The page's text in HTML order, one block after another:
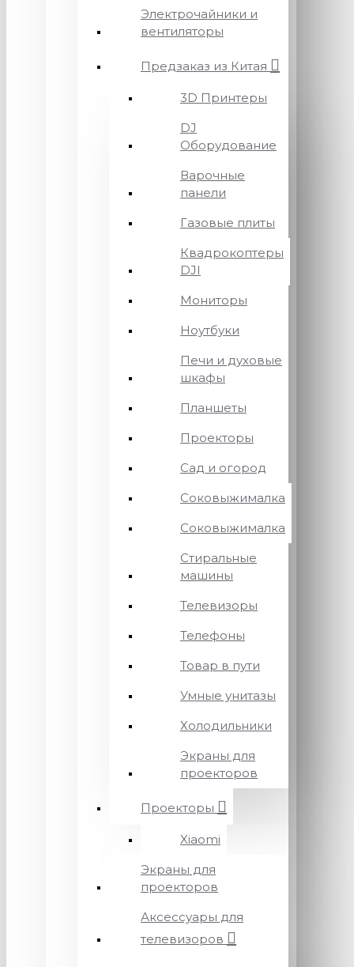
Электрочайники и
вентиляторы
Предзаказ из Китая
3D Принтеры
DJ
Оборудование
Варочные
панели
Газовые плиты
Квадрокоптеры
DJI
Мониторы
Ноутбуки
Печи и духовые
шкафы
Планшеты
Проекторы
Сад и огород
Соковыжималка
Соковыжималка
Стиральные
машины
Телевизоры
Телефоны
Товар в пути
Умные унитазы
Холодильники
Экраны для
проекторов
Проекторы
Xiaomi
Экраны для
проекторов
Аксессуары для
телевизоров